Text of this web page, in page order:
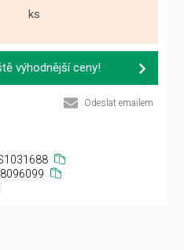
ks
výhodnější ceny!
Odeslat emailem